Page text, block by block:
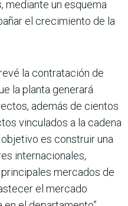
mediante un esquema
el crecimiento de la
la contratación de
la planta generará
ade­más de cientos
vin­culados a la cadena
es construir una
internacionales,
mercados de
el mer­cado